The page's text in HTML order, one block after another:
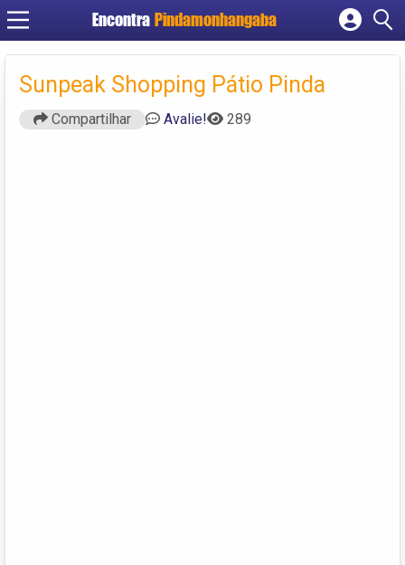
Encontra Pindamonhangaba
Cadastrar empresa
Criar conta
Sunpeak Shopping Pátio Pinda
Compartilhar Avalie! 289